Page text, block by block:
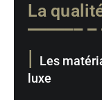
La
Les
luxe